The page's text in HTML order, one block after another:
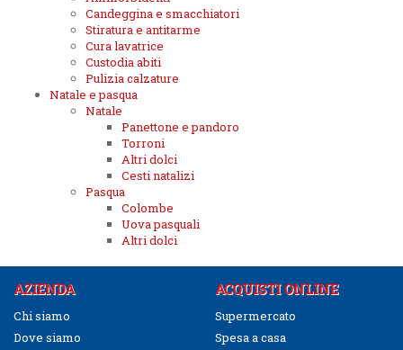
Candeggina e smacchiatori
Stiratura e antitarme
Cura lavatrice
Custodia abiti
Pulizia calzature
Natale e pasqua
Natale
Panettone e pandoro
Torroni
Altri dolci
Cesti natalizi
Pasqua
Colombe
Uova pasquali
Altri dolci
AZIENDA
Chi siamo
Dove siamo
ACQUISTI ONLINE
Supermercato
Spesa a casa